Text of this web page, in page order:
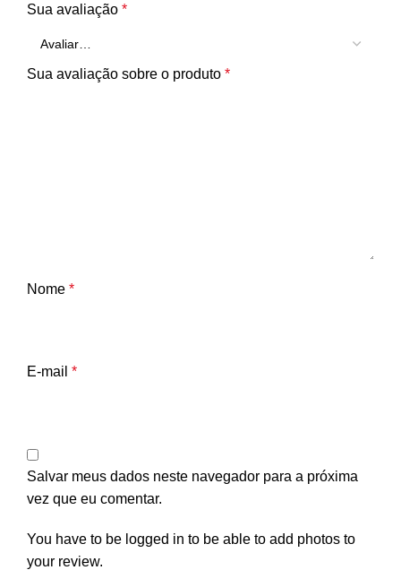
Sua avaliação *
Sua avaliação sobre o produto *
Nome *
E-mail *
Salvar meus dados neste navegador para a próxima
vez que eu comentar.
You have to be logged in to be able to add photos to
your review.